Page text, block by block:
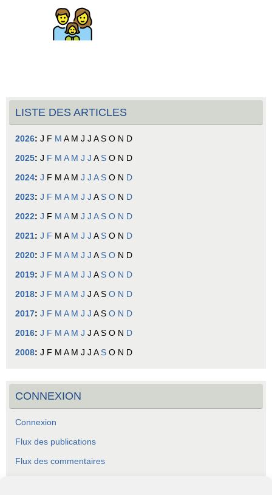
LISTE DES ARTICLES
2026: J F M A M J J A S O N D
2025: J F M A M J J A S O N D
2024: J F M A M J J A S O N D
2023: J F M A M J J A S O N D
2022: J F M A M J J A S O N D
2021: J F M A M J J A S O N D
2020: J F M A M J J A S O N D
2019: J F M A M J J A S O N D
2018: J F M A M J J A S O N D
2017: J F M A M J J A S O N D
2016: J F M A M J J A S O N D
2008: J F M A M J J A S O N D
CONNEXION
Connexion
Flux des publications
Flux des commentaires